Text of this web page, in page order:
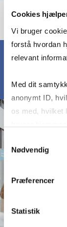
Cookies
Vi bruger
forstå hvordan
relevant
Med dit
anonymt ID,
os med, hvilket
markedsføring.
Nødvendig
Præferencer
Statistik